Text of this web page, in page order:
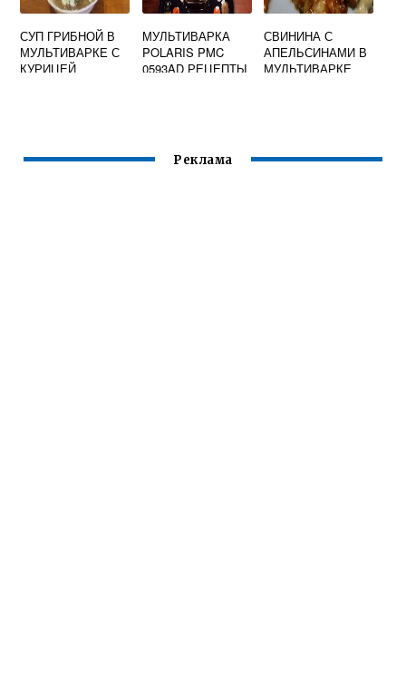
СУП ГРИБНОЙ В
МУЛЬТИВАРКЕ С
КУРИЦЕЙ
МУЛЬТИВАРКА
POLARIS PMC
0593AD РЕЦЕПТЫ
СВИНИНА С
АПЕЛЬСИНАМИ В
МУЛЬТИВАРКЕ
Реклама